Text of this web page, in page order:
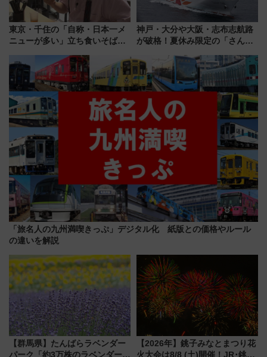
東京・千住の「自称・日本一メ
ニューが多い」立ち食いそば屋
地のふらっと立ち食いそば』
7/27夜10時～放送
神戸・大分や大阪・志布志航路
が破格！夏休み限定の「さんふ
ート 夕朝食ビュッフェ付きで
快適な船旅はいかが？
「旅名人の九州満喫きっぷ」デジタル化 紙版との価格やルール
の違いを解説
【群馬県】たんばらラベンダー
パーク「約3万株のラベンダー」
【2026年】銚子みなとまつり花
火大会は8/8 (土)開催！JR･銚子